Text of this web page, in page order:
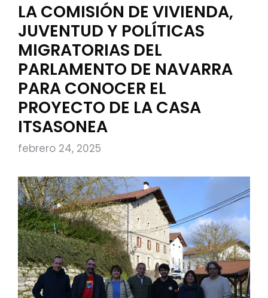
LA COMISIÓN DE VIVIENDA,
JUVENTUD Y POLÍTICAS
MIGRATORIAS DEL
PARLAMENTO DE NAVARRA
PARA CONOCER EL
PROYECTO DE LA CASA
ITSASONEA
febrero 24, 2025